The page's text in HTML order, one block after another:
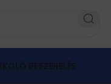
BESZERELÉS